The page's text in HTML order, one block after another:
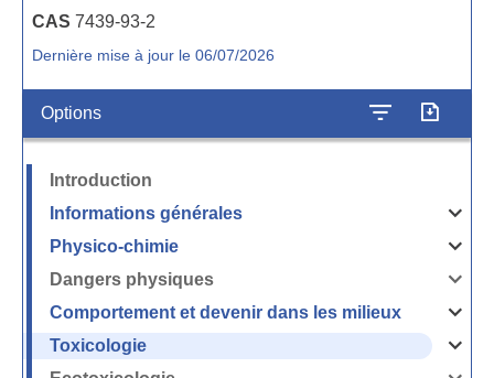
CAS 7439-93-2
Dernière mise à jour le 06/07/2026
Options
Introduction
Informations générales
Ouvrir
la
générales
Physico-chimie
Ouvrir
la
chimie
Dangers physiques
Ouvrir
la
Comportement et devenir dans les milieux
Ouvrir
la
Toxicologie
Ouvrir